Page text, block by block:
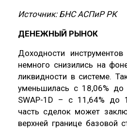
Источник: БНС АСПиР РК
ДЕНЕЖНЫЙ РЫНОК
Доходности
немного снизились на
ликвидности в системе.
уменьшилась с 18,06% до
SWAP-1D – с 11,64% до
часть сделок может
верхней границе базовой